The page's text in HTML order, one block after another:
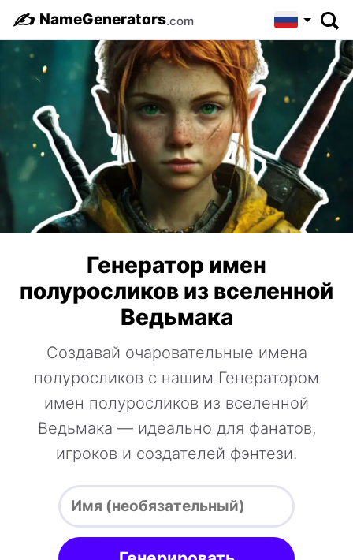
✍️ NameGenerators.com
Генератор имен
полуросликов из вселенной
Ведьмака
Создавай очаровательные имена
полуросликов с нашим Генератором
имен полуросликов из вселенной
Ведьмака — идеально для фанатов,
игроков и создателей фэнтези.